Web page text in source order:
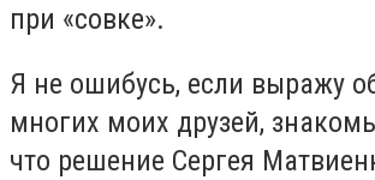
при «совке».
Я не ошибусь, если выражу
многих моих друзей,
что решение Сергея